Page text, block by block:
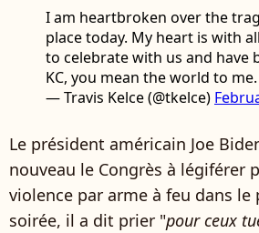
I am heartbroken over the
place today. My heart is with
to celebrate with us and have
KC, you mean the world to me.
— Travis Kelce (@tkelce)
Le président américain Joe
nouveau le Congrès à légiférer
violence par arme à feu dans le
soirée, il a dit prier "pour ceux